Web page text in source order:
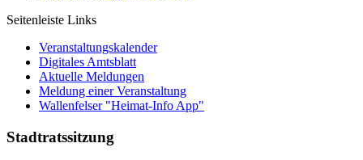
Seitenleiste Links
Veranstaltungskalender
Digitales Amtsblatt
Aktuelle Meldungen
Meldung einer Veranstaltung
Wallenfelser "Heimat-Info App"
Stadtratssitzung